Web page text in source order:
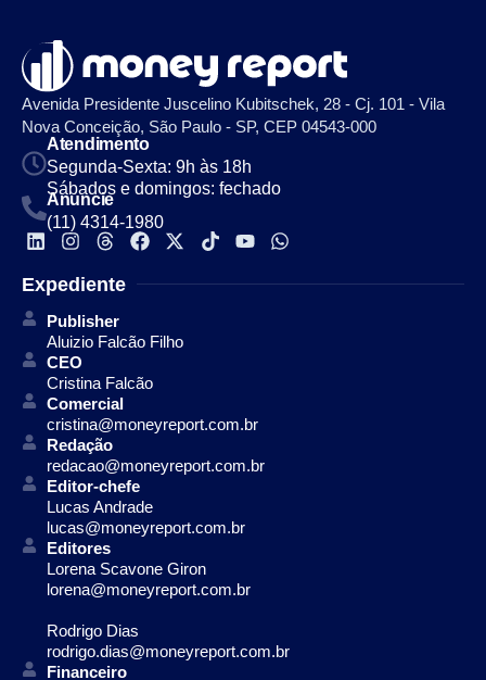
Avenida Presidente Juscelino Kubitschek, 28 - Cj. 101 - Vila
Nova Conceição, São Paulo - SP, CEP 04543-000
Atendimento
Segunda-Sexta: 9h às 18h
Sábados e domingos: fechado
Anuncie
(11) 4314-1980
Expediente
Publisher
Aluizio Falcão Filho
CEO
Cristina Falcão
Comercial
cristina@moneyreport.com.br
Redação
redacao@moneyreport.com.br
Editor-chefe
Lucas Andrade
lucas@moneyreport.com.br
Editores
Lorena Scavone Giron
lorena@moneyreport.com.br
Rodrigo Dias
rodrigo.dias@moneyreport.com.br
Financeiro